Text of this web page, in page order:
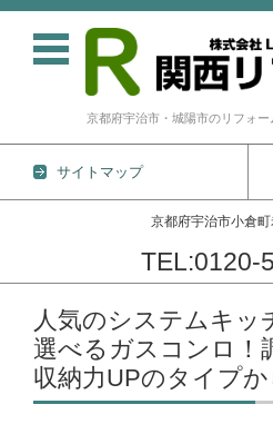
京都府宇治市・城陽市のリフォ
サイトマップ
京都府宇治市小倉
TEL:0120-
コンテンツに移動
人気のシステムキッ
選べるガスコンロ！
収納力UPのタイプ